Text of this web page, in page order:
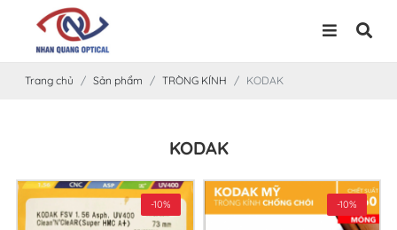
Trang chủ Sản phẩm TRÒNG KÍNH KODAK
KODAK
-10% -10%